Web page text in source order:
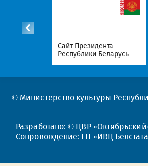
Сайт Президента
Республики Беларусь
© Министерство культуры
Разработано: © ЦВР
Сопровождение: ГП «ИВЦ